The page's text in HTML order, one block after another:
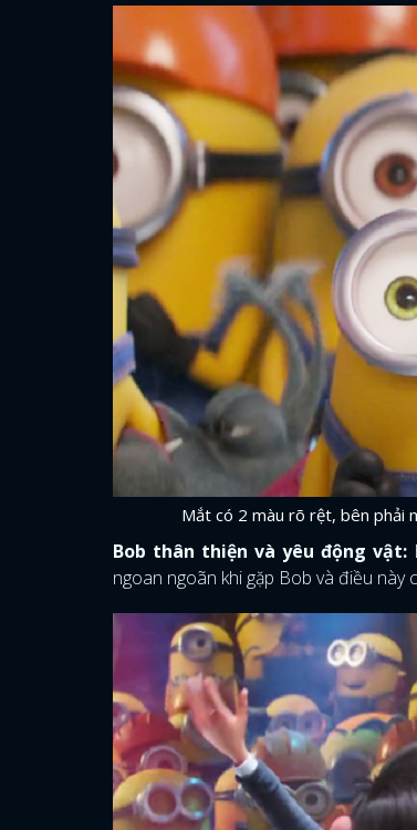
Mắt có 2 màu rõ rệt, bên phải
Bob thân thiện và yêu động vật:
ngoan ngoãn khi gặp Bob và điều